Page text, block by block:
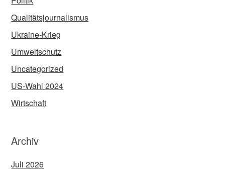
Qualitätsjournalismus
Ukraine-Krieg
Umweltschutz
Uncategorized
US-Wahl 2024
Wirtschaft
Archiv
Juli 2026